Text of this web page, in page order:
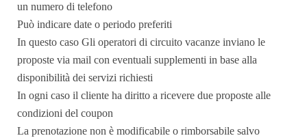
un numero di telefono
Può indicare date o periodo preferiti
In questo caso Gli operatori di circuito vacanze inviano le
proposte via mail con eventuali supplementi in base alla
disponibilità dei servizi richiesti
In ogni caso il cliente ha diritto a ricevere due proposte alle
condizioni del coupon
La prenotazione non è modificabile o rimborsabile salvo